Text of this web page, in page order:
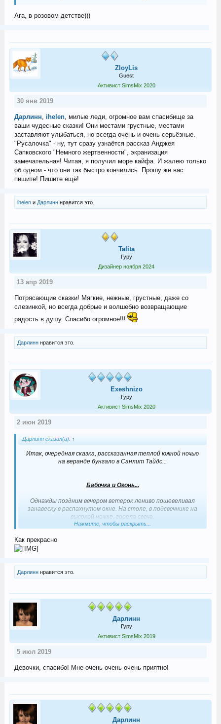
Ага, в розовом детстве)))
ZloyLis
Guest
Активист SimsMix 2020
30 янв 2019
Дарлинн ihelen, милые леди, огромное вам спасибище за
ваши чудесные сказки! Они местами грустные, местами
заставляют улыбаться, но всегда очень и очень серьёзные.
"Русалочка" - ну, тут сразу узнаётся рассказ Анджея
Сапковского "Немного жертвенности", экранизация
замечательная! Читая, я получил море кайфа. И жалею только
об одном - что они так быстро кончились. Прошу же вас:
пишите! Пишите ещё!
ihelenи Дарлинннравится это.
Talita
Гуру
Дизайнер ноября 2024
13 апр 2019
Потрясающие сказки! Мягкие, нежные, грустные, даже со
слезинкой, но всегда добрые и волшебно возвращающие
радость в душу. Спасибо огромное!!!
Дарлинннравится это.
Exeshnizo
Гуру
Активист SimsMix 2020
2 июн 2019
Дарлинн сказал(а): ↑
Итак, очередная сказка, рассказанная теплой южной ночью
на веранде бунгало в Санлит Тайдс...
Бабочка и Огонь...
Однажды поздним вечером ветерок лениво пошевеливал
занавеску в распахнутом окне. На столе, в подсвечнике на
высокой ножке, горела свеча.
Прихотливо извиваясь под дуновением ветерка, на её
Привлечённые светом, в окно влетали ночные бабочки и
вились, вились вокруг свечи, заворожённые огненной пляской.
Огню, но, опалённая его объятиями, испуганно уносилась
трепеща обугленными крылышками, или бессильно падала к
Спойлер
Нажмите, чтобы раскрыть...
Как прекрасно
Дарлинннравится это.
Дарлинн
Гуру
Активист SimsMix 2019
5 июл 2019
Девочки, спасибо! Мне очень-очень-очень приятно!
Дарлинн